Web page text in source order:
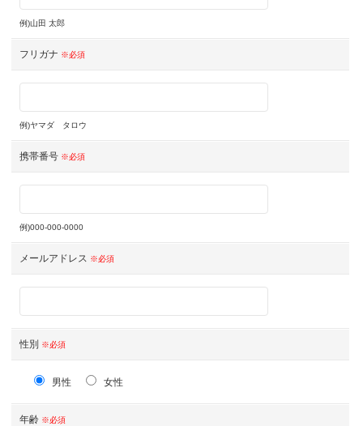
例)山田 太郎
フリガナ ※必須
例)ヤマダ タロウ
携帯番号 ※必須
例)000-000-0000
メールアドレス ※必須
性別 ※必須
男性 女性
年齢 ※必須